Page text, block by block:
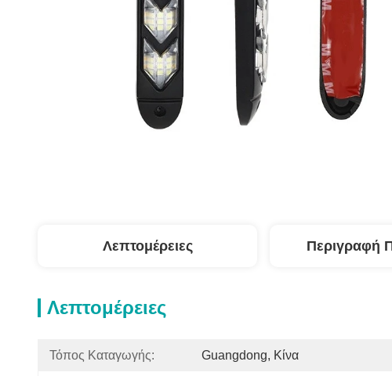
Λεπτομέρειες Περιγραφή
Λεπτομέρειες
Τόπος Καταγωγής: Guangdong, Κίνα